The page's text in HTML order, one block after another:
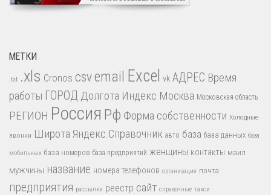
МЕТКИ
.txt .xls Cronos csvemail Excel vk АДРЕС Время
работы ГОРОД Долгота Индекс Москва Московская область
РЕГИОН Россия Рф Форма собственности Холодные
звонки Широта Яндекс.Справочник авто база база данных база
мобильных база номеров база предприятий женщины контакты маил
мужчины название номера телефонов организация почта
предприятия рассылки реестр сайт справочные такси